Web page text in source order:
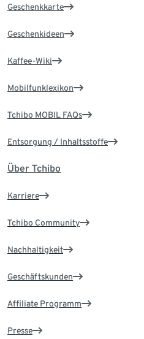
Geschenkkarte
Geschenkideen
Kaffee-Wiki
Mobilfunklexikon
Tchibo MOBIL FAQs
Entsorgung / Inhaltsstoffe
Über Tchibo
Karriere
Tchibo Community
Nachhaltigkeit
Geschäftskunden
Affiliate Programm
Presse